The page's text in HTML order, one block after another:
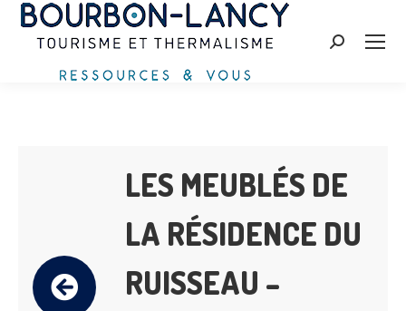
Search:
LES MEUBLÉS DE
LA RÉSIDENCE DU
RUISSEAU –